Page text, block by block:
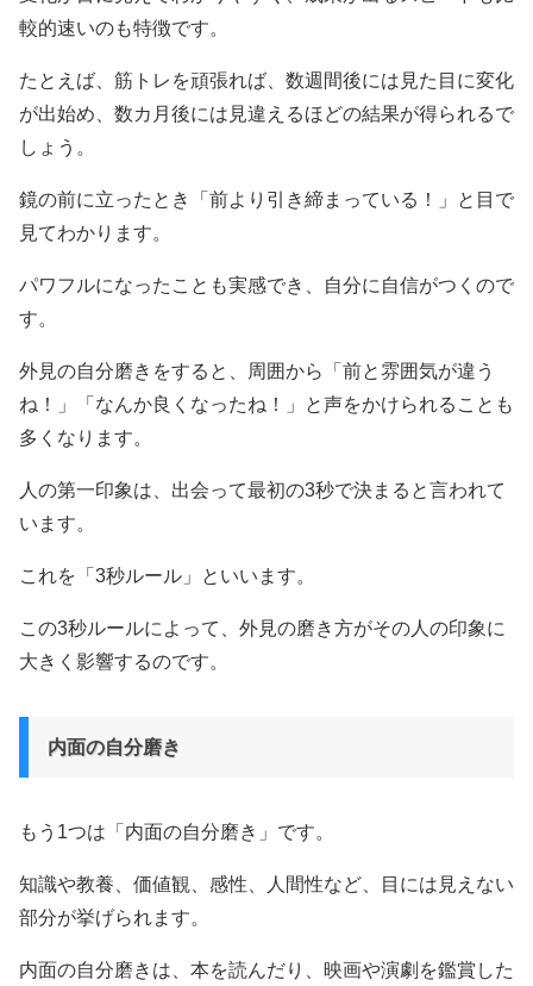
較的速いのも特徴です。
たとえば、筋トレを頑張れば、数週間後には見た目に変化
が出始め、数カ月後には見違えるほどの結果が得られるで
しょう。
鏡の前に立ったとき「前より引き締まっている！」と目で
見てわかります。
パワフルになったことも実感でき、自分に自信がつくので
す。
外見の自分磨きをすると、周囲から「前と雰囲気が違う
ね！」「なんか良くなったね！」と声をかけられることも
多くなります。
人の第一印象は、出会って最初の3秒で決まると言われて
います。
これを「3秒ルール」といいます。
この3秒ルールによって、外見の磨き方がその人の印象に
大きく影響するのです。
内面の自分磨き
もう1つは「内面の自分磨き」です。
知識や教養、価値観、感性、人間性など、目には見えない
部分が挙げられます。
内面の自分磨きは、本を読んだり、映画や演劇を鑑賞した